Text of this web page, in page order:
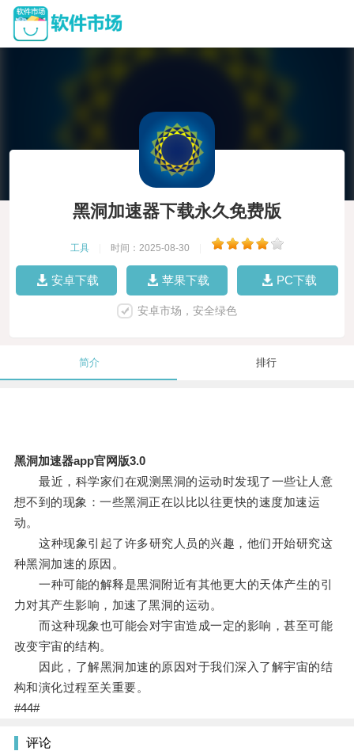
黑洞加速器下载永久免费版
工具 时间：2025-08-30
安卓下载 苹果下载 PC下载
安卓市场，安全绿色
简介 排行
黑洞加速器app官网版3.0
最近，科学家们在观测黑洞的运动时发现了一些让人意
想不到的现象：一些黑洞正在以比以往更快的速度加速运
动。
这种现象引起了许多研究人员的兴趣，他们开始研究这
种黑洞加速的原因。
一种可能的解释是黑洞附近有其他更大的天体产生的引
力对其产生影响，加速了黑洞的运动。
而这种现象也可能会对宇宙造成一定的影响，甚至可能
改变宇宙的结构。
因此，了解黑洞加速的原因对于我们深入了解宇宙的结
构和演化过程至关重要。
#44#
评论